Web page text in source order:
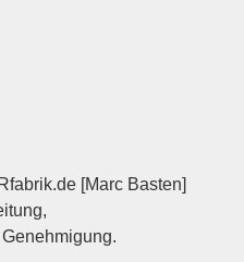
[Marc Basten]